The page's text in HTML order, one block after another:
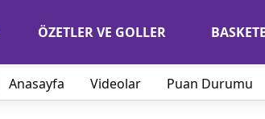
ÖZETLER VE GOLLER
Anasayfa Videolar Puan Durumu